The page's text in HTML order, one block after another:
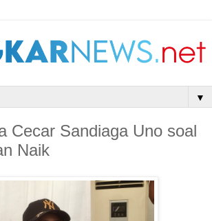
▼
Cecar Sandiaga Uno soal
Naik